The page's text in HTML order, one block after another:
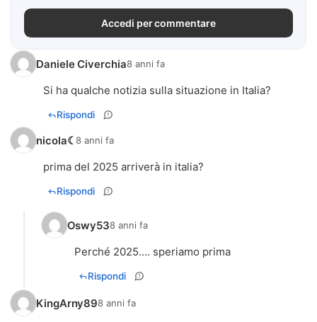
Accedi per commentare
Daniele Civerchia8 anni fa
Si ha qualche notizia sulla situazione in Italia?
Rispondi
nicola☾8 anni fa
prima del 2025 arriverà in italia?
Rispondi
Oswy538 anni fa
Perché 2025.... speriamo prima
Rispondi
KingArny898 anni fa